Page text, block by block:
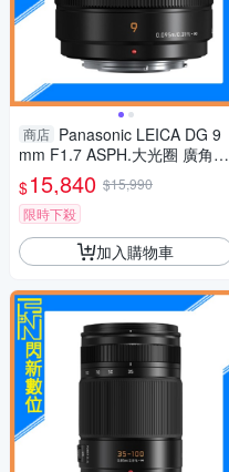
商店 Panasonic LEICA DG 9
mm F1.7 ASPH.大光圈 廣角定
焦 微距(公司貨)
$15,840 $15,990
限時下殺
加入購物車